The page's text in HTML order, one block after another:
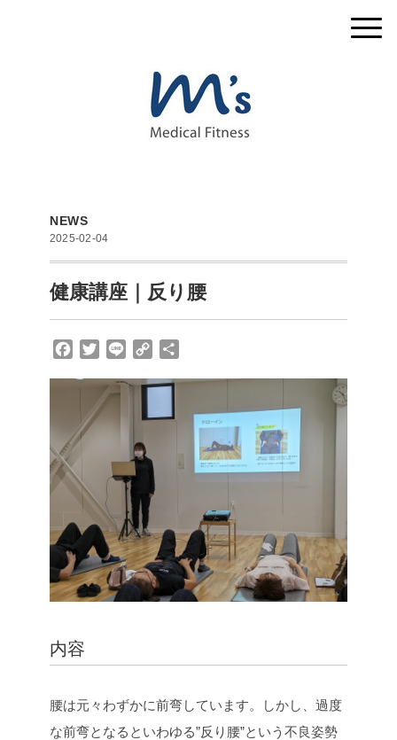
NEWS
2025-02-04
健康講座｜反り腰
b
o
k
t
n
p
n
k
内容
腰は元々わずかに前弯しています。しかし、過度
な前弯となるといわゆる”反り腰”という不良姿勢